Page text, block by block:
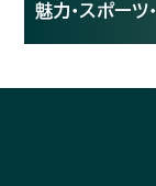
魅力・スポーツ